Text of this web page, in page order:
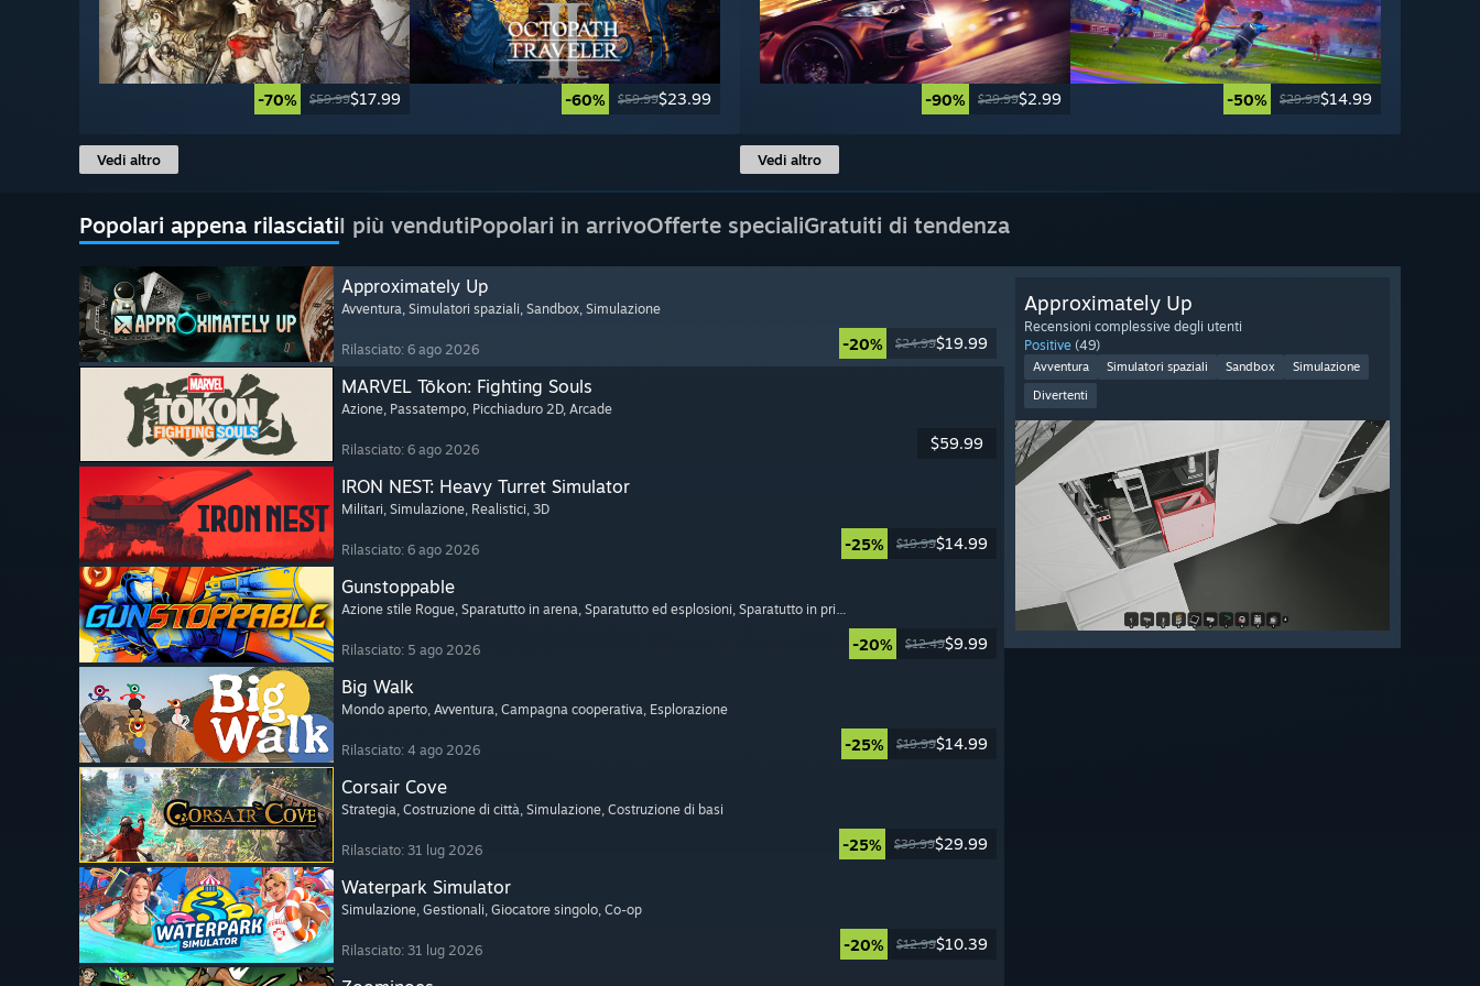
-70% $59.99$17.99 -60% $59.99$23.99
Vedi altro
-90% $29.99$2.99 -50% $29.99$14.99
Vedi altro
Popolari appena rilasciatiI più vendutiPopolari in arrivoOfferte specialiGratuiti di tendenza
Approximately Up
Avventura, Simulatori spaziali, Sandbox, Simulazione
Rilasciato: 6 ago 2026 -20% $24.99$19.99
MARVEL Tōkon: Fighting Souls
Azione, Passatempo, Picchiaduro 2D, Arcade
Rilasciato: 6 ago 2026 $59.99
IRON NEST: Heavy Turret Simulator
Militari, Simulazione, Realistici, 3D
Rilasciato: 6 ago 2026 -25% $19.99$14.99
Gunstoppable
Azione stile Rogue, Sparatutto in arena, Sparatutto ed esplosioni, Sparatutto in prima persona
Rilasciato: 5 ago 2026 -20% $12.49$9.99
Big Walk
Mondo aperto, Avventura, Campagna cooperativa, Esplorazione
Rilasciato: 4 ago 2026 -25% $19.99$14.99
Corsair Cove
Strategia, Costruzione di città, Simulazione, Costruzione di basi
Rilasciato: 31 lug 2026 -25% $39.99$29.99
Waterpark Simulator
Simulazione, Gestionali, Giocatore singolo, Co-op
Rilasciato: 31 lug 2026 -20% $12.99$10.39
Approximately Up
Recensioni complessive degli utenti
Positive (49)
Avventura Simulatori spaziali Sandbox
Simulazione
Divertenti